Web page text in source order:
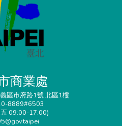
商業處
區市府路1號 北區1樓
8889#6503
09:00-17:00)